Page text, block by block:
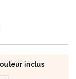
inclus